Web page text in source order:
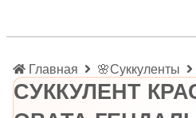
Главная 🌸Суккуленты
СУККУЛЕНТ